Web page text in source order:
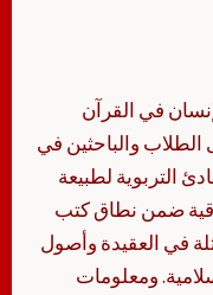
في القرآن
الطلاب والباحثين في
التربوية لطبيعة
ضمن نطاق كتب
في العقيدة وأصول
ومعلومات